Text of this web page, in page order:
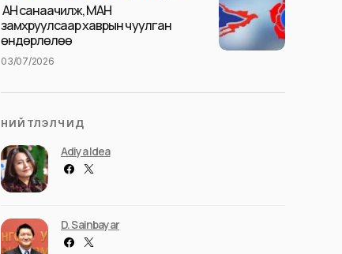
АН санаачилж, МАН
замхруулсаар хаврын чуулган
өндөрлөлөө
03/07/2026
НИЙТЛЭЛЧИД
Adiya Idea
D. Sainbayar